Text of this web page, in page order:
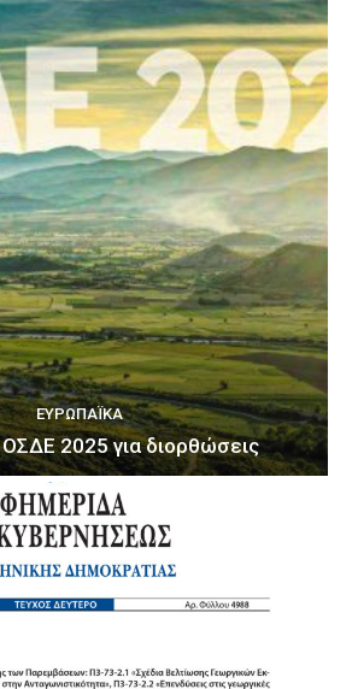
ΕΥΡΩΠΑΪΚΆ
2025 για διορθώσεις